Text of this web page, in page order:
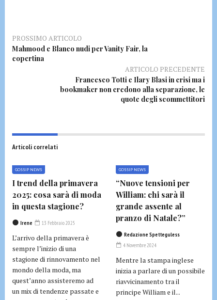
PROSSIMO ARTICOLO
Mahmood e Blanco nudi per Vanity Fair, la
copertina
ARTICOLO PRECEDENTE
Francesco Totti e Ilary Blasi in crisi ma i
bookmaker non credono alla separazione, le
quote degli scommettitori
Articoli correlati
GOSSIP NEWS
I trend della primavera
2025: cosa sarà di moda
in questa stagione?
Irene 13 Febbraio 2025
L’arrivo della primavera è
sempre l’inizio di una
stagione di rinnovamento nel
mondo della moda, ma
quest’anno assisteremo ad
un mix di tendenze passate e
GOSSIP NEWS
“Nuove tensioni per
William: chi sarà il
grande assente al
pranzo di Natale?”
Redazione Spetteguless
4 Novembre 2024
Mentre la stampa inglese
inizia a parlare di un possibile
riavvicinamento tra il
principe William e il...